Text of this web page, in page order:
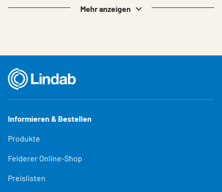
Mehr anzeigen
Informieren & Bestellen
Produkte
Felderer Online-Shop
Preislisten